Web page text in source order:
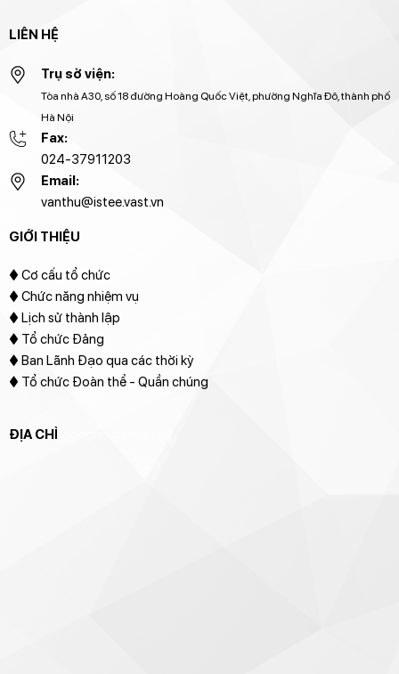
LIÊN HỆ
Trụ sở viện:
Tòa nhà A30, số 18 đường Hoàng Quốc Việt, phường Nghĩa Đô, thành phố
Hà Nội
Fax:
024-37911203
Email:
vanthu@istee.vast.vn
GIỚI THIỆU
♦ Cơ cấu tổ chức
♦ Chức năng nhiệm vụ
♦ Lịch sử thành lập
♦ Tổ chức Đảng
♦ Ban Lãnh Đạo qua các thời kỳ
♦ Tổ chức Đoàn thể - Quần chúng
ĐỊA CHỈ